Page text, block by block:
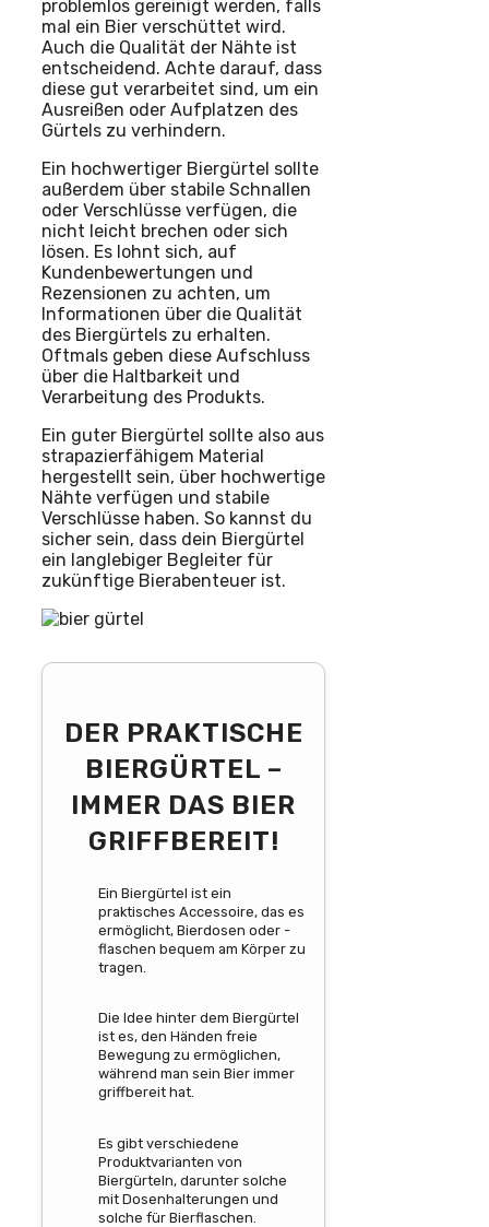
problemlos gereinigt werden, falls
mal ein Bier verschüttet wird.
Auch die Qualität der Nähte ist
entscheidend. Achte darauf, dass
diese gut verarbeitet sind, um ein
Ausreißen oder Aufplatzen des
Gürtels zu verhindern.
Ein hochwertiger Biergürtel sollte
außerdem über stabile Schnallen
oder Verschlüsse verfügen, die
nicht leicht brechen oder sich
lösen. Es lohnt sich, auf
Kundenbewertungen und
Rezensionen zu achten, um
Informationen über die Qualität
des Biergürtels zu erhalten.
Oftmals geben diese Aufschluss
über die Haltbarkeit und
Verarbeitung des Produkts.
Ein guter Biergürtel sollte also aus
strapazierfähigem Material
hergestellt sein, über hochwertige
Nähte verfügen und stabile
Verschlüsse haben. So kannst du
sicher sein, dass dein Biergürtel
ein langlebiger Begleiter für
zukünftige Bierabenteuer ist.
DER PRAKTISCHE
BIERGÜRTEL –
IMMER DAS BIER
GRIFFBEREIT!
Ein Biergürtel ist ein
praktisches Accessoire, das es
ermöglicht, Bierdosen oder -
flaschen bequem am Körper zu
tragen.
Die Idee hinter dem Biergürtel
ist es, den Händen freie
Bewegung zu ermöglichen,
während man sein Bier immer
griffbereit hat.
Es gibt verschiedene
Produktvarianten von
Biergürteln, darunter solche
mit Dosenhalterungen und
solche für Bierflaschen.